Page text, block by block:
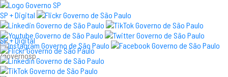
SP + Digital
/governosp
SP + Digital
×
visite